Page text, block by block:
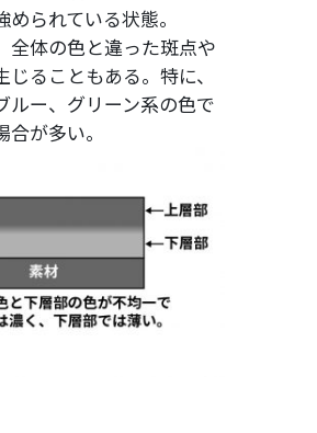
められている状態。
全体の色と違った斑点や
じることもある。特に、
ルー、グリーン系の色で
が多い。